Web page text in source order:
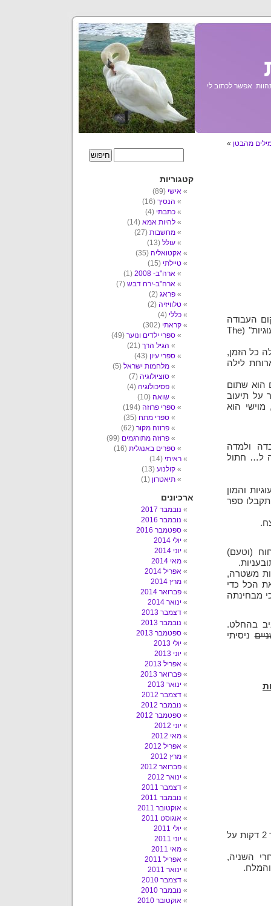
אפשר לכתוב לי
מהבטן »
העבודה
המושלם- מאפיה/ בית קפה שפתחה, העונה לשם "צנצנת עוגיות" (The
כל הזמן,
לילה
הוא שתום
על תיעוב
הוא
ולמדה
ל… חתול
והמון
ספר
(וטעם)
משטרה,
הכל כדי
מבחינתה
בהחלט.
ניסיתי
להמיס את השוקולד צ'יפס עם החמאה (לחמם במיקרו למשך 2 דקות על
השניה,
קטגוריות
אישי (89)
הנסיך (16)
כתבתי (4)
להיות אמא (14)
מחשבות (27)
עולל (13)
אקטואליה (35)
טיילתי (15)
ארה"ב- 2008
(1)
ארה"ב-ירח דבש (7)
פראג (2)
טלוויזיה (2)
כללי (4)
קראתי (302)
ספרי ילדים ונוער (49)
הגיל הרך (21)
ספרי עיון (43)
מלחמות ישראל (5)
סוציולוגיה (7)
פסיכולוגיה (4)
שואה (10)
ספרי פרוזה (194)
ספרי מתח (35)
פרוזה מקור (62)
פרוזה מתורגמים (99)
ספרים באנגלית (16)
ראיתי (14)
קולנוע (13)
תיאטרון (1)
ארכיונים
נובמבר 2017
נובמבר 2016
ספטמבר 2016
יולי 2014
יוני 2014
מאי 2014
אפריל 2014
מרץ 2014
פברואר 2014
ינואר 2014
דצמבר 2013
נובמבר 2013
ספטמבר 2013
יולי 2013
יוני 2013
אפריל 2013
פברואר 2013
ינואר 2013
דצמבר 2012
נובמבר 2012
ספטמבר 2012
יוני 2012
מאי 2012
אפריל 2012
מרץ 2012
פברואר 2012
ינואר 2012
דצמבר 2011
נובמבר 2011
אוקטובר 2011
אוגוסט 2011
יולי 2011
יוני 2011
מאי 2011
אפריל 2011
ינואר 2011
דצמבר 2010
נובמבר 2010
אוקטובר 2010